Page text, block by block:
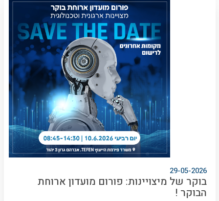
29-05-2026
בוקר של מיצויינות: פורום מועדון ארוחת
הבוקר !